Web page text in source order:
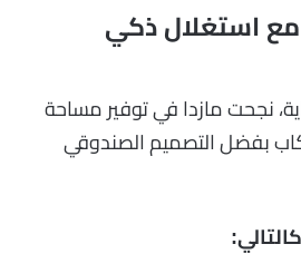
مع استغلال ذكي
نجحت مازدا في توفير مساحة
بفضل التصميم الصندوقي